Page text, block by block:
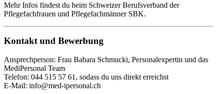
Mehr Infos findest du beim Schweizer Berufsverband der
Pflegefachfrauen und Pflegefachmänner SBK.
Kontakt und Bewerbung
Ansprechperson: Frau Babara Schmucki, Personalexpertin und das
MediPersonal Team
Telefon: 044 515 57 61, sodass du uns direkt erreichst
E-Mail: info@med-ipersonal.ch